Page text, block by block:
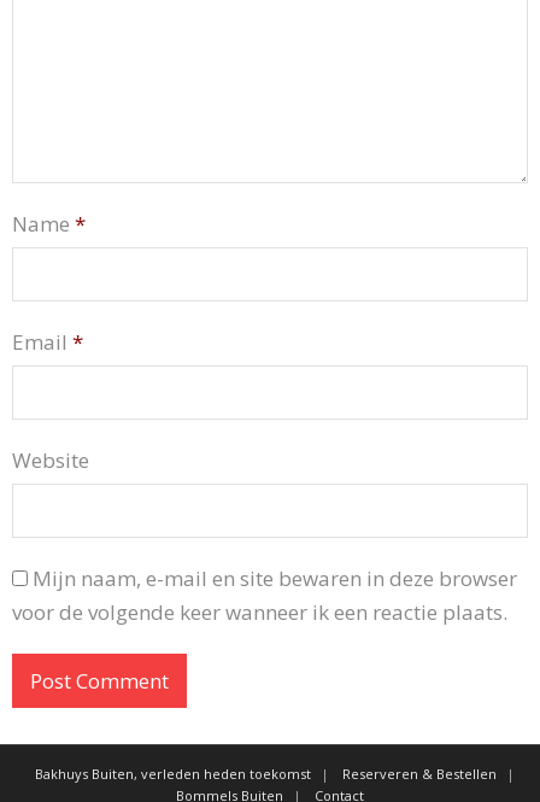
Name *
Email *
Website
Mijn naam, e-mail en site bewaren in deze browser
voor de volgende keer wanneer ik een reactie plaats.
Bakhuys Buiten, verleden heden toekomst
Reserveren & Bestellen
Bommels Buiten
Contact